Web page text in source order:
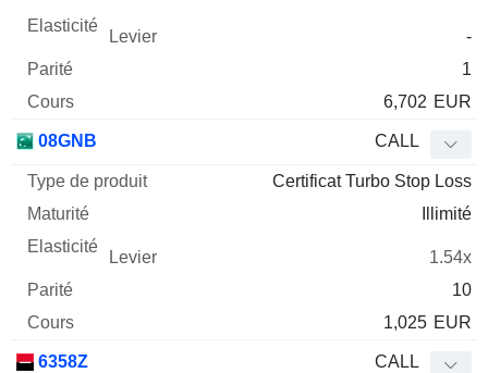
-
1
6,702 EUR
08GNB CALL
Certificat Turbo Stop Loss
Illimité
1.54x
10
1,025 EUR
6358Z CALL